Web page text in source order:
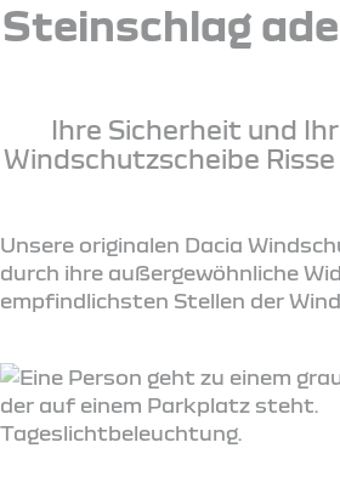
Steinschlag
Ihre Sicherheit und
Windschutzscheibe
Unsere originalen Dacia
durch ihre außergewöhnliche
empfindlichsten Stellen der